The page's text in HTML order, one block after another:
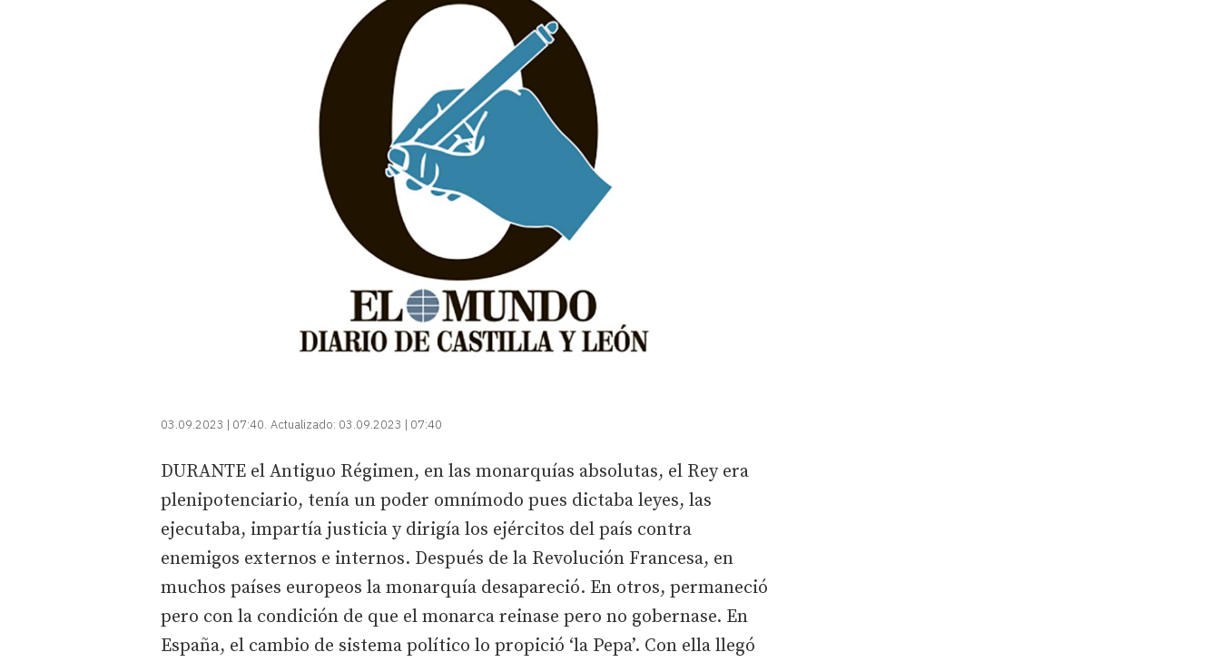
03.09.2023 | 07:40 Actualizado: 03.09.2023 | 07:40
DURANTE el Antiguo Régimen, en las monarquías absolutas, el Rey era
plenipotenciario, tenía un poder omnímodo pues dictaba leyes, las
ejecutaba, impartía justicia y dirigía los ejércitos del país contra
enemigos externos e internos. Después de la Revolución Francesa, en
muchos países europeos la monarquía desapareció. En otros, permaneció
pero con la condición de que el monarca reinase pero no gobernase. En
España, el cambio de sistema político lo propició ‘la Pepa’. Con ella llegó